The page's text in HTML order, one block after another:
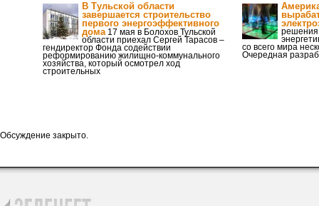
В Тульской области
завершается строительство
первого энергоэффективного
дома17 мая в Болохов Тульской
области приехал Сергей Тарасов –
гендиректор Фонда содействии
реформированию жилищно-коммунального
хозяйства, который осмотрел ход
строительных
решения
со всего мира
Очередная
Обсуждение закрыто.